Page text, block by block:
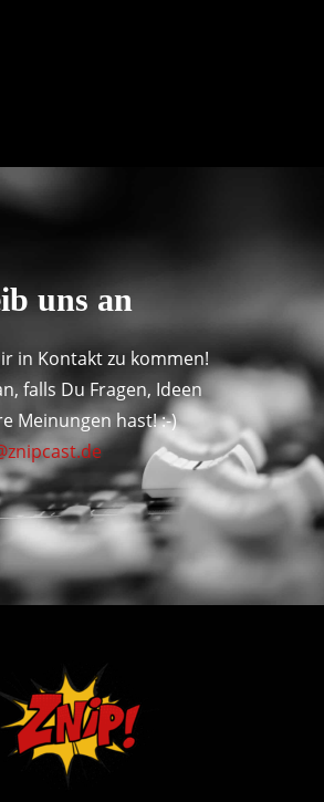
uns an
in Kontakt zu kommen!
falls Du Fragen, Ideen
Meinungen hast! :-)